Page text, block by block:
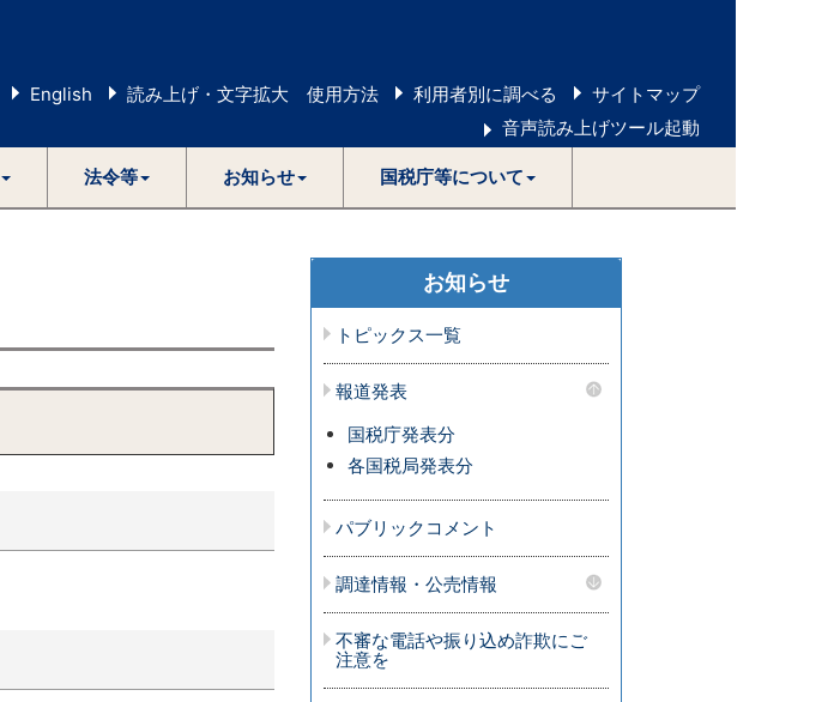
English 読み上げ・文字拡大 使用方法 利用者別に調べる
サイトマップ
音声読み上げツール起動
法令等 お知らせ 国税庁等について
お知らせ
トピックス一覧
報道発表
国税庁発表分
各国税局発表分
パブリックコメント
調達情報・公売情報
不審な電話や振り込め詐欺にご
注意を